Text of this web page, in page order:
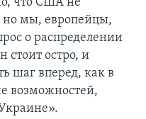
что США не
но мы, европейцы,
о распределении
стоит остро, и
шаг вперед, как в
возможностей,